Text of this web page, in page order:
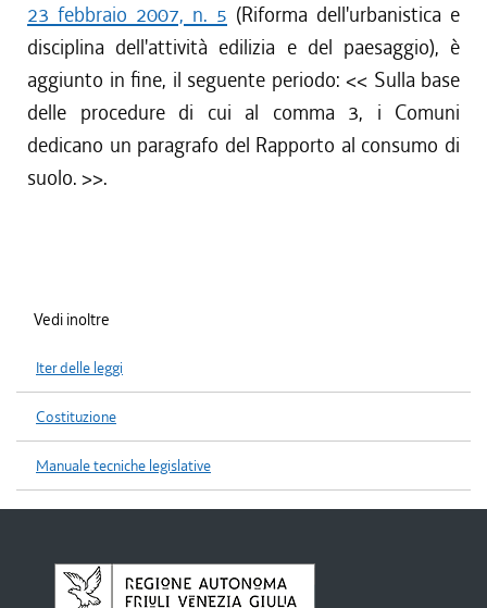
23 febbraio 2007, n. 5 (Riforma dell'urbanistica e
disciplina dell'attività edilizia e del paesaggio), è
aggiunto in fine, il seguente periodo: << Sulla base
delle procedure di cui al comma 3, i Comuni
dedicano un paragrafo del Rapporto al consumo di
suolo. >>.
Vedi inoltre
Iter delle leggi
Costituzione
Manuale tecniche legislative